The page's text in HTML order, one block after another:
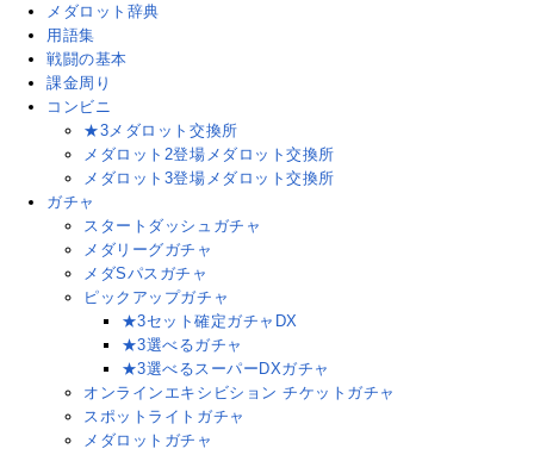
メダロット辞典
用語集
戦闘の基本
課金周り
コンビニ
★3メダロット交換所
メダロット2登場メダロット交換所
メダロット3登場メダロット交換所
ガチャ
スタートダッシュガチャ
メダリーグガチャ
メダSパスガチャ
ピックアップガチャ
★3セット確定ガチャDX
★3選べるガチャ
★3選べるスーパーDXガチャ
オンラインエキシビション チケットガチャ
スポットライトガチャ
メダロットガチャ